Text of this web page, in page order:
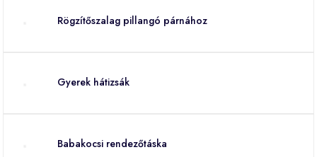
Rögzítőszalag pillangó párnához
Gyerek hátizsák
Babakocsi rendezőtáska